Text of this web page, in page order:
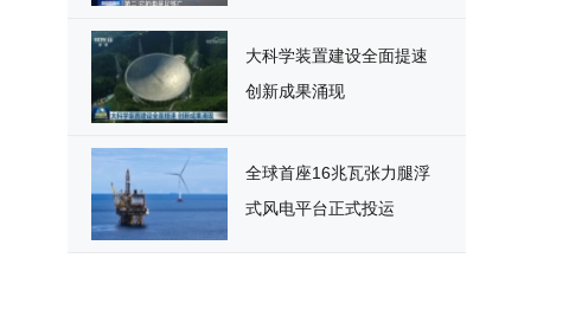
大科学装置建设全面提速
创新成果涌现
全球首座16兆瓦张力腿浮
式风电平台正式投运